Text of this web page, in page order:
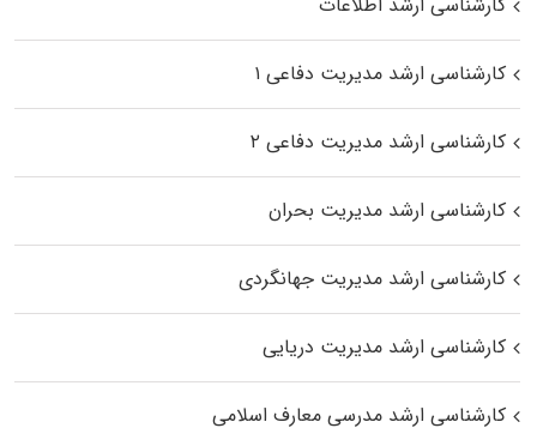
کارشناسی ارشد مدیریت دفاعی ۱
کارشناسی ارشد مدیریت دفاعی ۲
کارشناسی ارشد مدیریت بحران
کارشناسی ارشد مدیریت جهانگردی
کارشناسی ارشد مدیریت دریایی
کارشناسی ارشد مدرسی معارف اسلامی